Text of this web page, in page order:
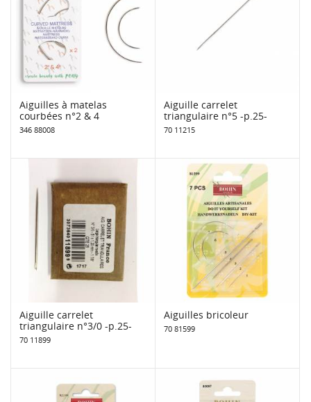
Aiguilles à matelas
courbées n°2 & 4
346 88008
Aiguille carrelet
triangulaire n°5 -p.25-
70 11215
Aiguille carrelet
triangulaire n°3/0 -p.25-
70 11899
Aiguilles bricoleur
70 81599